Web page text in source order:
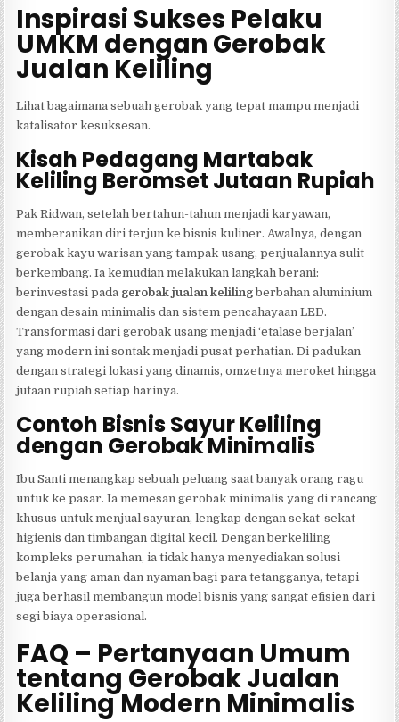
Inspirasi Sukses Pelaku
UMKM dengan Gerobak
Jualan Keliling
Lihat bagaimana sebuah gerobak yang tepat mampu menjadi
katalisator kesuksesan.
Kisah Pedagang Martabak
Keliling Beromset Jutaan Rupiah
Pak Ridwan, setelah bertahun-tahun menjadi karyawan,
memberanikan diri terjun ke bisnis kuliner. Awalnya, dengan
gerobak kayu warisan yang tampak usang, penjualannya sulit
berkembang. Ia kemudian melakukan langkah berani:
berinvestasi pada gerobak jualan kelilingberbahan aluminium
dengan desain minimalis dan sistem pencahayaan LED.
Transformasi dari gerobak usang menjadi ‘etalase berjalan’
yang modern ini sontak menjadi pusat perhatian. Di padukan
dengan strategi lokasi yang dinamis, omzetnya meroket hingga
jutaan rupiah setiap harinya.
Contoh Bisnis Sayur Keliling
dengan Gerobak Minimalis
Ibu Santi menangkap sebuah peluang saat banyak orang ragu
untuk ke pasar. Ia memesan gerobak minimalis yang di rancang
khusus untuk menjual sayuran, lengkap dengan sekat-sekat
higienis dan timbangan digital kecil. Dengan berkeliling
kompleks perumahan, ia tidak hanya menyediakan solusi
belanja yang aman dan nyaman bagi para tetangganya, tetapi
juga berhasil membangun model bisnis yang sangat efisien dari
segi biaya operasional.
FAQ – Pertanyaan Umum
tentang Gerobak Jualan
Keliling Modern Minimalis